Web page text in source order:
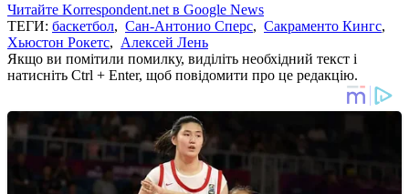
Читайте Korrespondent.net в Google News
ТЕГИ: баскетбол, Сан-Антонио Сперс, Сакраменто Кингс,
Хьюстон Рокетс, Алексей Лень
Якщо ви помітили помилку, виділіть необхідний текст і
натисніть Ctrl + Enter, щоб повідомити про це редакцію.